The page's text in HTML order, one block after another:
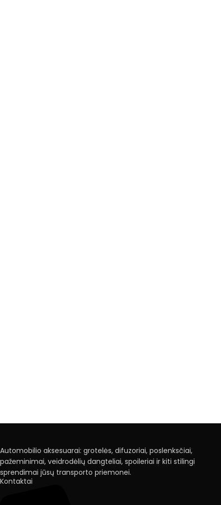
Automobilio aksesuarai: grotelės, difuzoriai, poslenksčiai,
pažeminimai, veidrodėlių dangteliai, spoileriai ir kiti stilingi
sprendimai jūsų transporto priemonei.
Kontaktai